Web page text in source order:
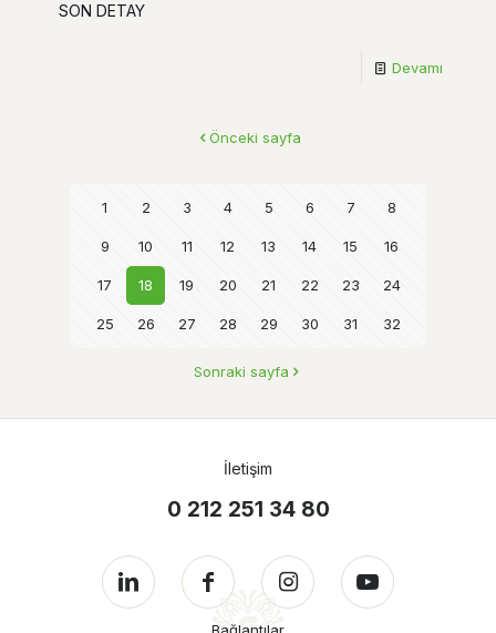
SON DETAY
Devamı
Önceki sayfa
1 2 3 4 5 6 7 8
9 10 11 12 13 14 15 16
17 18 19 20 21 22 23 24
25 26 27 28 29 30 31 32
Sonraki sayfa
İletişim
0 212 251 34 80